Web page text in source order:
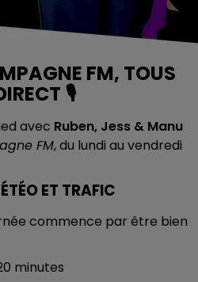
FM, TOUS
🎙️
avec Ruben, Jess & Manu
FM, du lundi au vendredi
ET TRAFIC
commence par être bien
minutes